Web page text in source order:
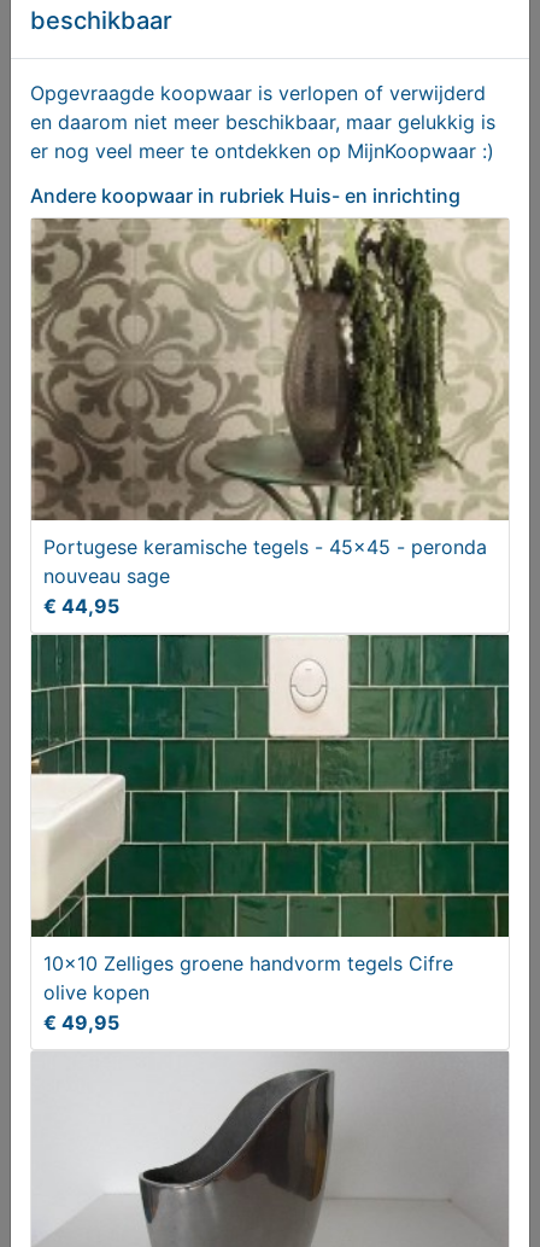
Portugese tegels - Portugese vloertegels - 20x20
tegeltjes
€ 44,95
SCHOENMAKERS SPIJKERBAK
€ 175,00
Rolgordijn
beschikbaar
Opgevraagde koopwaar is verlopen of verwijderd
en daarom niet meer beschikbaar, maar gelukkig is
er nog veel meer te ontdekken op MijnKoopwaar :)
Andere koopwaar in rubriek Huis- en inrichting
Portugese keramische tegels - 45x45 - peronda
nouveau sage
€ 44,95
10x10 Zelliges groene handvorm tegels Cifre
olive kopen
€ 49,95